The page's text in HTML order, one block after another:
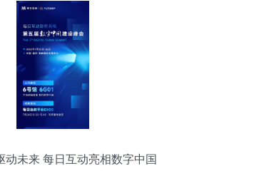
动未来 每日互动亮相数字中国